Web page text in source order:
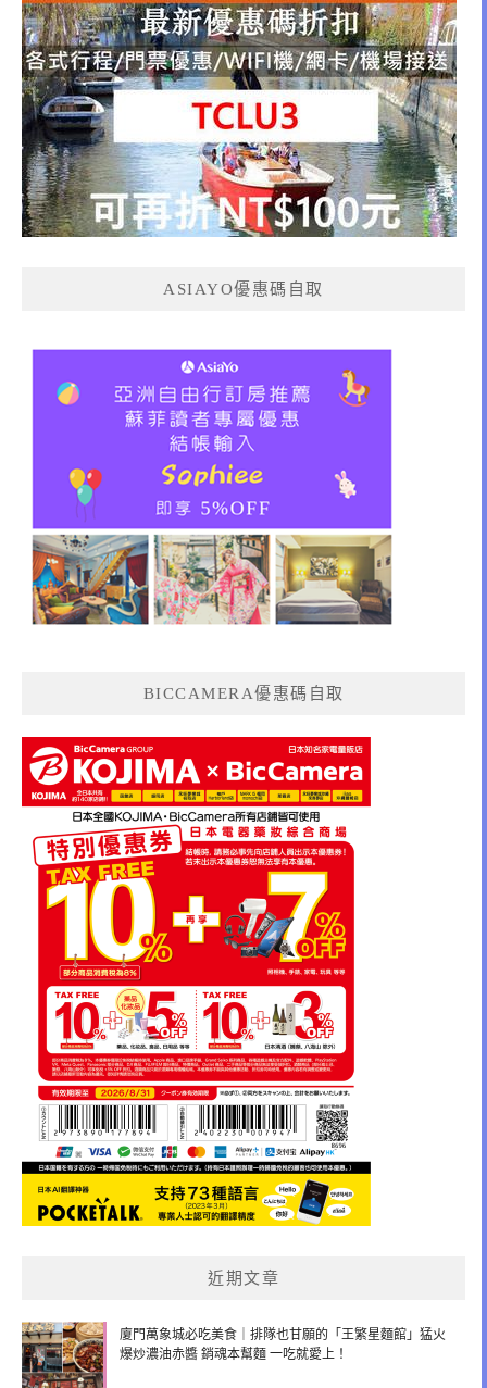
ASIAYO優惠碼自取
BICCAMERA優惠碼自取
近期文章
廈門萬象城必吃美食｜排隊也甘願的「王繁星麵館」猛火
爆炒濃油赤醬 銷魂本幫麵 一吃就愛上！